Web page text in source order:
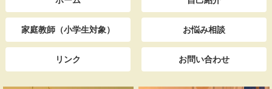
家庭教師（小学生対象） お悩み相談
リンク お問い合わせ